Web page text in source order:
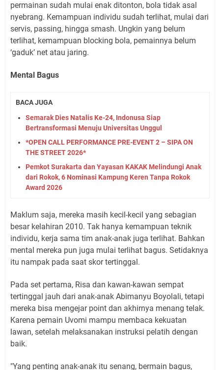
permainan sudah mulai enak ditonton, bola tidak asal
nyebrang. Kemampuan individu sudah terlihat, mulai dari
servis, passing, hingga smash. Ungkin yang belum
terlihat, kemampuan blocking bola, pemainnya belum
‘gaduk’ net atau jaring.
Mental Bagus
BACA JUGA
Semarak Dies Natalis Ke-24, Indonusa Siap
Bertransformasi Menuju Universitas Unggul
*OPEN CALL PERFORMANCE PRE-EVENT 2 – SIPA ON
THE STREET 2026*
Pemkot Surakarta dan Yayasan KAKAK Melindungi Anak
dari Rokok, 6 Nominasi Kampung Keren Tanpa Rokok
Award 2026
Maklum saja, mereka masih kecil-kecil yang sebagian
besar kelahiran 2010. Tak hanya kemampuan teknik
individu, kerja sama tim anak-anak juga terlihat. Bahkan
mental mereka pun juga mulai terlihat bagus. Setidaknya
itu nampak pada saat skor tertinggal.
Pada set pertama, Risa dan kawan-kawan sempat
tertinggal jauh dari anak-anak Abimanyu Boyolali, tetapi
mereka bisa mengejar point dan akhirnya menang telak.
Karena pemain Uvomi mampu membaca kekuatan
lawan, setelah melaksanakan instruksi pelatih dengan
baik.
"Yang penting anak-anak itu senang, bermain bagus,